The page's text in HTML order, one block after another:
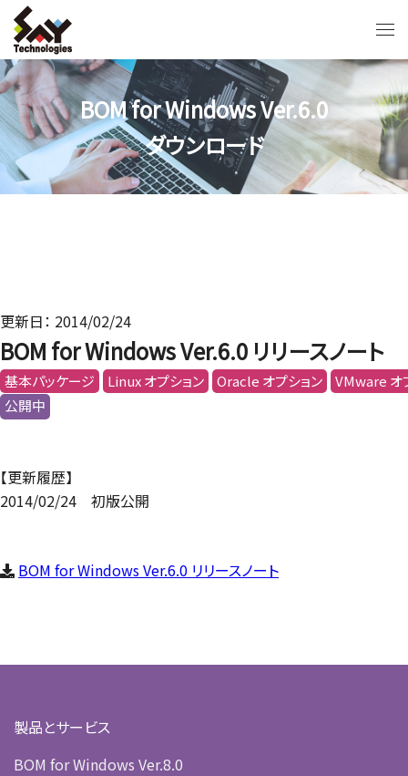
BOM for Windows Ver.6.0
ダウンロード
更新日： 2014/02/24
BOM for Windows Ver.6.0 リリースノート
基本パッケージ Linux オプション Oracle オプション
VMware オ
公開中
【更新履歴】
2014/02/24 初版公開
BOM for Windows Ver.6.0 リリースノート
製品とサービス
BOM for Windows Ver.8.0